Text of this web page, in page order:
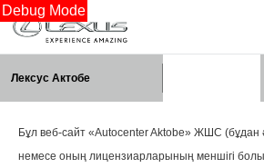
Debug Mode
Лексус Актобе
Бұл веб-сайт «Autocenter Aktobe» ЖШС (бұдан
немесе оның лицензиарларының меншігі